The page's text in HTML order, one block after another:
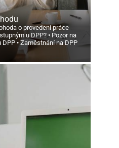
o provedení práce
u DPP?
Pozor na
DPP
Zaměstnání na DPP